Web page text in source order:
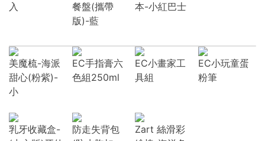
入
餐盤(攜帶
版)-藍
本-小紅巴士
美魔梳-海派
甜心(粉紫)-
小
EC手指膏六
色組250ml
EC小畫家工
具組
EC小玩童蛋
粉筆
乳牙收藏盒-
防走失背包
Zart 絲滑彩